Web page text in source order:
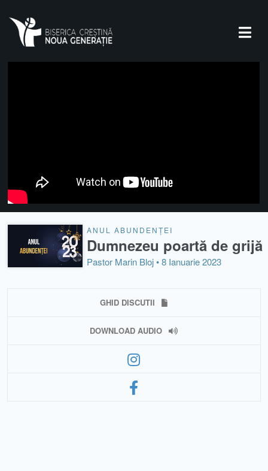
ANUL ABUNDENȚEI
Dumnezeu poartă de grijă
Pastor Marin Bloj •8 Ianuarie 2023
GHID DISCUTII
DOWNLOAD AUDIO